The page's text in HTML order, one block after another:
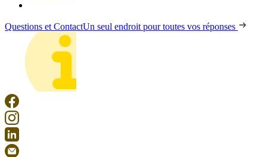
Questions et ContactUn seul endroit pour toutes vos réponses